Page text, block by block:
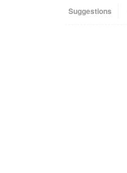
Suggestions